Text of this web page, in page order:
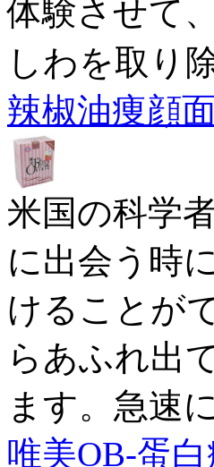
体験させて
しわを取り
辣椒油痩顔
米国の科学
に出会う時
けることが
らあふれ出
ます。急速
唯美OB-蛋